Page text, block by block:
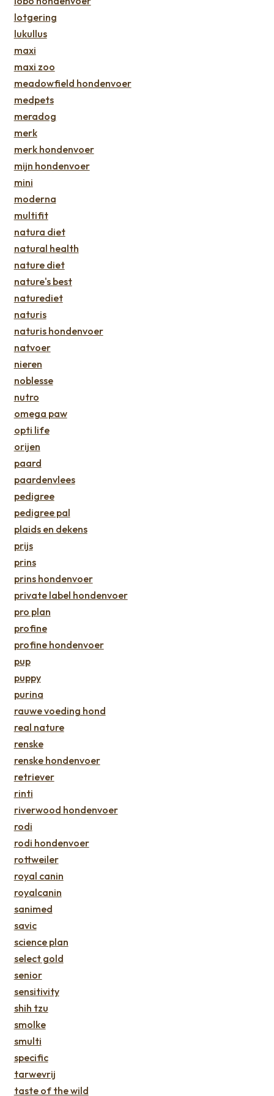
lotgering
lukullus
maxi
maxi zoo
meadowfield hondenvoer
medpets
meradog
merk
merk hondenvoer
mijn hondenvoer
mini
moderna
multifit
natura diet
natural health
nature diet
nature's best
naturediet
naturis
naturis hondenvoer
natvoer
nieren
noblesse
nutro
omega paw
opti life
orijen
paard
paardenvlees
pedigree
pedigree pal
plaids en dekens
prijs
prins
prins hondenvoer
private label hondenvoer
pro plan
profine
profine hondenvoer
pup
puppy
purina
rauwe voeding hond
real nature
renske
renske hondenvoer
retriever
rinti
riverwood hondenvoer
rodi
rodi hondenvoer
rottweiler
royal canin
royalcanin
sanimed
savic
science plan
select gold
senior
sensitivity
shih tzu
smolke
smulti
specific
tarwevrij
taste of the wild